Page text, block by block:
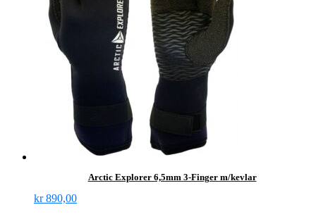
Arctic Explorer 6,5mm 3-Finger m/kevlar
kr890,00